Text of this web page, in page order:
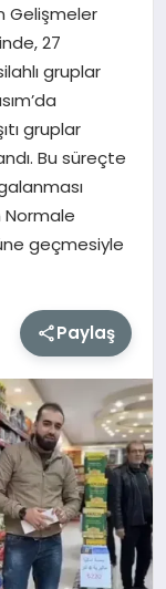
Gelişmeler
27
gruplar
gruplar
Bu süreçte
Normale
geçmesiyle
Paylaş